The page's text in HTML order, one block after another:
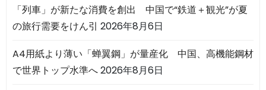
「列車」が新たな消費を創出 中国で“鉄道＋観光”が夏
の旅行需要をけん引 2026年8月6日
A4用紙より薄い「蝉翼鋼」が量産化 中国、高機能鋼材
で世界トップ水準へ2026年8月6日